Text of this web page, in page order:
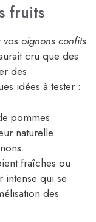
fruits
oignons confits
cru que des
des
idées à tester :
pommes
naturelle
fraîches ou
intense qui se
des